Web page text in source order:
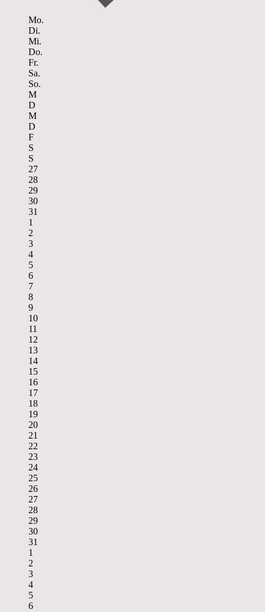
Mo.
Di.
Mi.
Do.
Fr.
Sa.
So.
M
D
M
D
F
S
S
27
28
29
30
31
1
2
3
4
5
6
7
8
9
10
11
12
13
14
15
16
17
18
19
20
21
22
23
24
25
26
27
28
29
30
31
1
2
3
4
5
6